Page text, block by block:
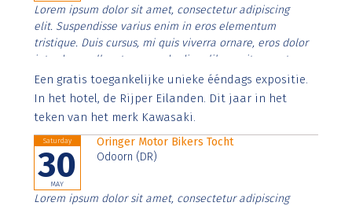
Lorem ipsum dolor sit amet, consectetur adipiscing
elit. Suspendisse varius enim in eros elementum
tristique. Duis cursus, mi quis viverra ornare, eros dolor
interdum nulla, ut commodo diam libero vitae erat.
Aenean faucibus nibh et justo cursus id rutrum lorem
imperdiet. Nunc ut sem vitae risus tristique posuere.
Een gratis toegankelijke unieke ééndags expositie.
In het hotel, de Rijper Eilanden. Dit jaar in het
teken van het merk Kawasaki.
Saturday
30
MAY
Oringer Motor Bikers Tocht
Odoorn (DR)
Lorem ipsum dolor sit amet, consectetur adipiscing